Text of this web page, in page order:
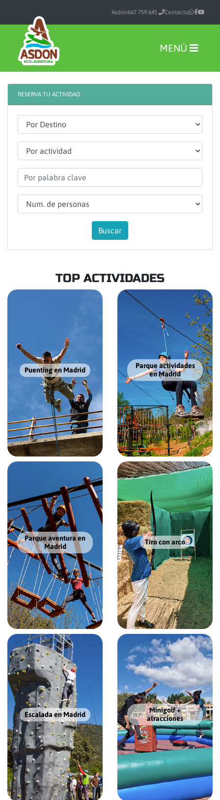
Asdon667 759 645 Contacto
MENÚ
RESERVA TU ACTIVIDAD
TOP ACTIVIDADES
Puenting en Madrid
Parque actividades
en Madrid
Parque aventura en
Madrid
Tiro con arco
Escalada en Madrid
Minigolf +
atracciones